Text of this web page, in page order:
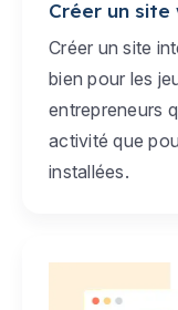
Créer un
Créer un site
bien pour les
entrepreneurs
activité que
installées.